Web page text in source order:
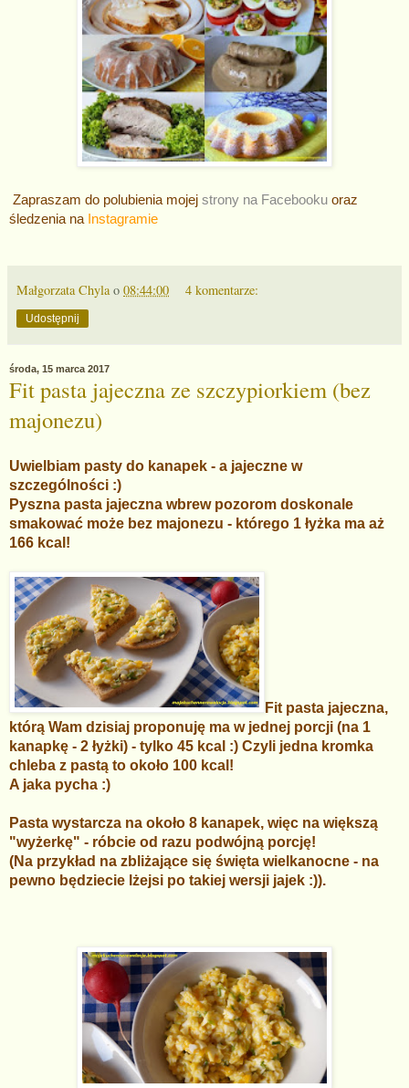
Zapraszam do polubienia mojej strony na Facebooku oraz
śledzenia na Instagramie
Małgorzata Chyla o 08:44:00 4 komentarze:
Udostępnij
środa, 15 marca 2017
Fit pasta jajeczna ze szczypiorkiem (bez
majonezu)
Uwielbiam pasty do kanapek - a jajeczne w
szczególności :)
Pyszna pasta jajeczna wbrew pozorom doskonale
smakować może bez majonezu - którego 1 łyżka ma aż
166 kcal!
Fit pasta jajeczna,
którą Wam dzisiaj proponuję ma w jednej porcji (na 1
kanapkę - 2 łyżki) - tylko 45 kcal :) Czyli jedna kromka
chleba z pastą to około 100 kcal!
A jaka pycha :)
Pasta wystarcza na około 8 kanapek, więc na większą
"wyżerkę" - róbcie od razu podwójną porcję!
(Na przykład na zbliżające się święta wielkanocne - na
pewno będziecie lżejsi po takiej wersji jajek :)).